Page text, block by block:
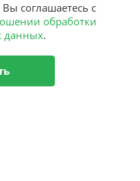
соглашаетесь с
обработки
данных.